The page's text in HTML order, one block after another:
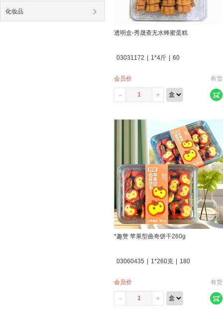
化妆品
透明盒-秀晟斋无水蜂蜜蛋糕
03031172 | 1*4斤 | 60
会员价 有货
- +
*趣赞 苹果型曲奇饼干260g
03060435 | 1*260克 | 180
会员价 有货
- +